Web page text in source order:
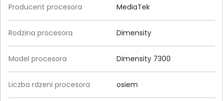
Producent procesora MediaTek
Rodzina procesora Dimensity
Model procesora Dimensity 7300
Liczba rdzeni procesora osiem